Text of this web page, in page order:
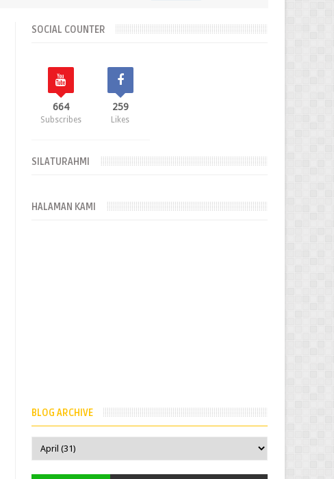
SOCIAL COUNTER
664
Subscribes
259
Likes
SILATURAHMI
HALAMAN KAMI
BLOG ARCHIVE